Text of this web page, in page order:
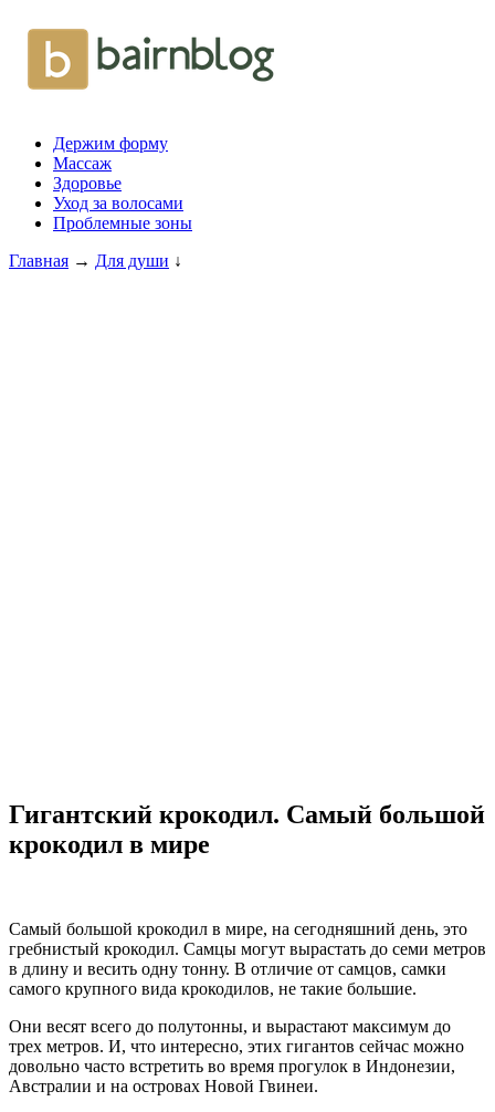
Держим форму
Массаж
Здоровье
Уход за волосами
Проблемные зоны
Главная → Для души ↓
Гигантский крокодил. Самый большой
крокодил в мире
Самый большой крокодил в мире, на сегодняшний день, это
гребнистый крокодил. Самцы могут вырастать до семи метров
в длину и весить одну тонну. В отличие от самцов, самки
самого крупного вида крокодилов, не такие большие.
Они весят всего до полутонны, и вырастают максимум до
трех метров. И, что интересно, этих гигантов сейчас можно
довольно часто встретить во время прогулок в Индонезии,
Австралии и на островах Новой Гвинеи.